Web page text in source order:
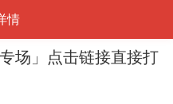
情
场」点击链接直接打